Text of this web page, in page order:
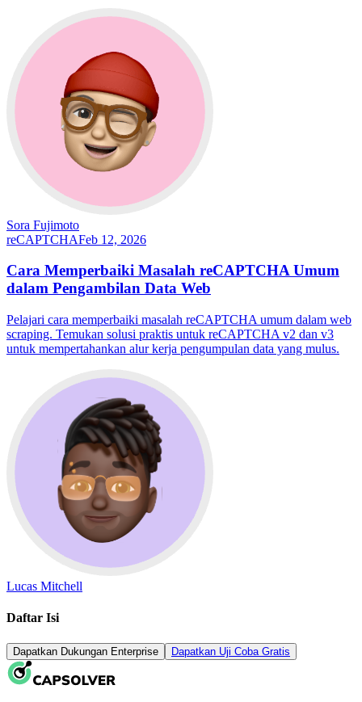
Sora Fujimoto
reCAPTCHAFeb 12, 2026
Cara Memperbaiki Masalah reCAPTCHA Umum
dalam Pengambilan Data Web
Pelajari cara memperbaiki masalah reCAPTCHA umum dalam web
scraping. Temukan solusi praktis untuk reCAPTCHA v2 dan v3
untuk mempertahankan alur kerja pengumpulan data yang mulus.
Lucas Mitchell
Daftar Isi
Dapatkan Dukungan Enterprise Dapatkan Uji Coba Gratis